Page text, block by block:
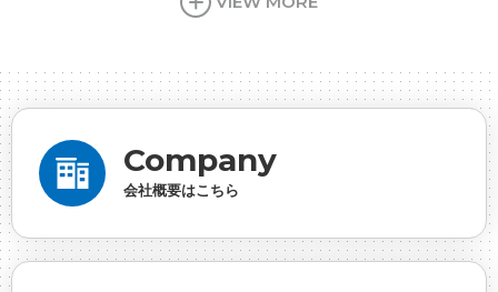
#シフォンめし
デザイナー
#プランナー #プログラマー
#プログ
ラム愛
事業実績
#事業紹介 #仕事紹介
#休業日
らん
#健康企業宣言 #健康優良法人 #入社式
#
Company
会社概要はこちら